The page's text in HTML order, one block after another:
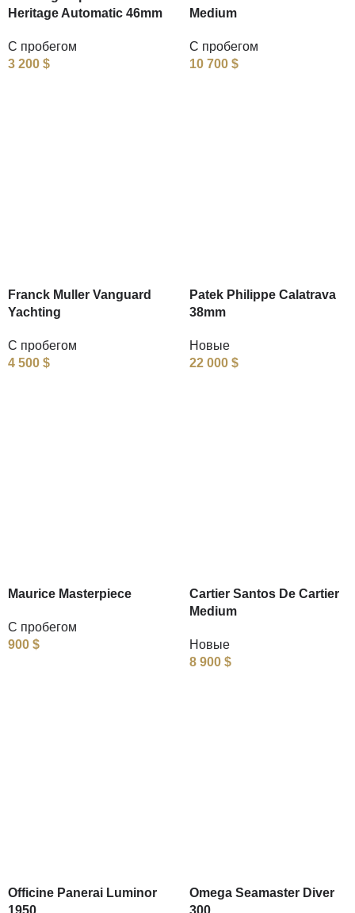
Heritage Automatic 46mm
С пробегом
3 200 $
Medium
С пробегом
10 700 $
Franck Muller Vanguard
Yachting
С пробегом
4 500 $
Patek Philippe Calatrava
38mm
Новые
22 000 $
Maurice Masterpiece
С пробегом
900 $
Cartier Santos De Cartier
Medium
Новые
8 900 $
Officine Panerai Luminor
1950
Omega Seamaster Diver
300